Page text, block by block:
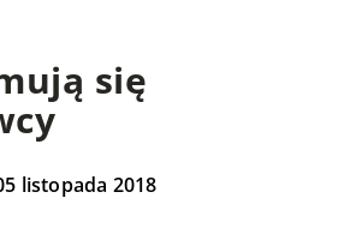
się
listopada 2018